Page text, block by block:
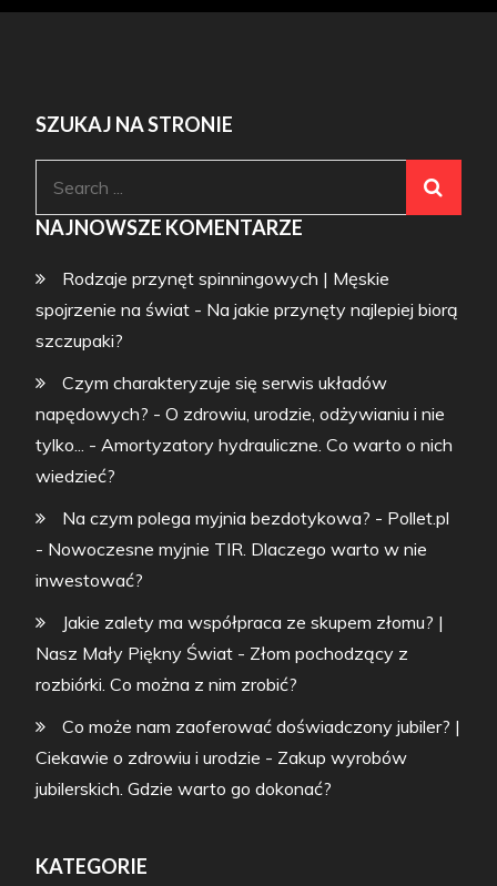
SZUKAJ NA STRONIE
NAJNOWSZE KOMENTARZE
Rodzaje przynęt spinningowych | Męskie
spojrzenie na świat - Na jakie przynęty najlepiej biorą
szczupaki?
Czym charakteryzuje się serwis układów
napędowych? - O zdrowiu, urodzie, odżywianiu i nie
tylko...
- Amortyzatory hydrauliczne. Co warto o nich
wiedzieć?
Na czym polega myjnia bezdotykowa? - Pollet.pl
- Nowoczesne myjnie TIR. Dlaczego warto w nie
inwestować?
Jakie zalety ma współpraca ze skupem złomu? |
Nasz Mały Piękny Świat - Złom pochodzący z
rozbiórki. Co można z nim zrobić?
Co może nam zaoferować doświadczony jubiler? |
Ciekawie o zdrowiu i urodzie - Zakup wyrobów
jubilerskich. Gdzie warto go dokonać?
KATEGORIE